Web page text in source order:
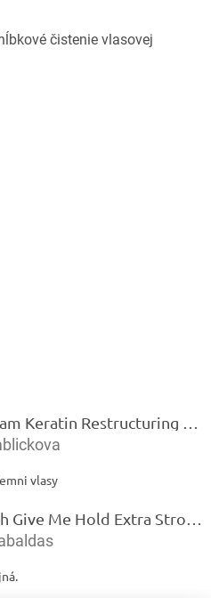
čistenie vlasovej
Inebrya Ice Cream Keratin Restructuring Mask – reštrukturalizačná maska s keratínom 1000 ml
je 5 z 5 hviezdičiek.
vlasy
Fanola Fantouch Give Me Hold Extra Strong Fluid Gel - Extra silný rýchloschnúci tekutý gel 250 ml
je 5 z 5 hviezdičiek.